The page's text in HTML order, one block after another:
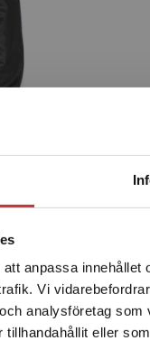
anpassa
Vi
analysföretag
tillhandahållit eller
Begränsad
verkar som att du
utanför Sverige.
För att kunna
vara i